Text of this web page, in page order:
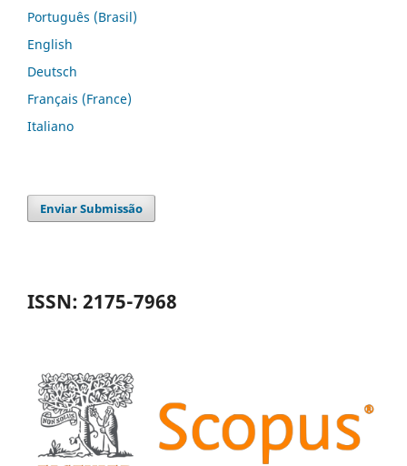
Português (Brasil)
English
Deutsch
Français (France)
Italiano
Enviar Submissão
ISSN: 2175-7968